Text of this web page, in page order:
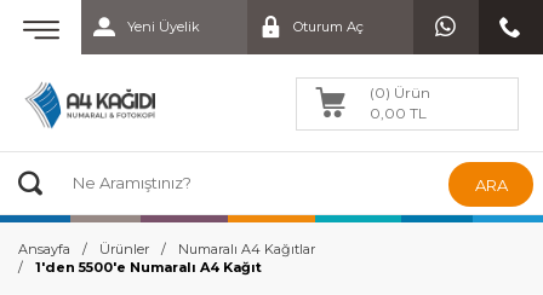
Yeni Üyelik Oturum Aç
(0) Ürün
0,00 TL
ARA
Ansayfa Ürünler
Numaralı A4 Kağıtlar
1'den 5500'e Numaralı A4 Kağıt